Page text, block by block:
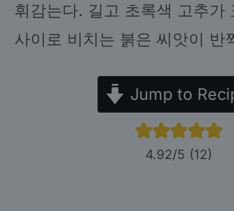
휘감는다. 길고 초록색 고추가
사이로 비치는 붉은 씨앗이 반
Jump to
4.92/5 (12)